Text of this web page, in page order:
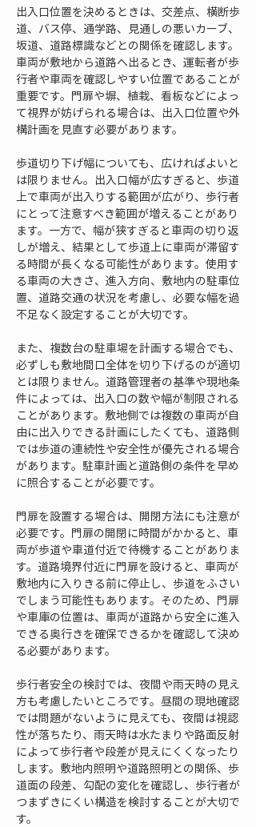
出入口位置を決めるときは、交差点、横断歩
道、バス停、通学路、見通しの悪いカーブ、
坂道、道路標識などとの関係を確認します。
車両が敷地から道路へ出るとき、運転者が歩
行者や車両を確認しやすい位置であることが
重要です。門扉や塀、植栽、看板などによっ
て視界が妨げられる場合は、出入口位置や外
構計画を見直す必要があります。
歩道切り下げ幅についても、広ければよいと
は限りません。出入口幅が広すぎると、歩道
上で車両が出入りする範囲が広がり、歩行者
にとって注意すべき範囲が増えることがあり
ます。一方で、幅が狭すぎると車両の切り返
しが増え、結果として歩道上に車両が滞留す
る時間が長くなる可能性があります。使用す
る車両の大きさ、進入方向、敷地内の駐車位
置、道路交通の状況を考慮し、必要な幅を過
不足なく設定することが大切です。
また、複数台の駐車場を計画する場合でも、
必ずしも敷地間口全体を切り下げるのが適切
とは限りません。道路管理者の基準や現地条
件によっては、出入口の数や幅が制限される
ことがあります。敷地側では複数の車両が自
由に出入りできる計画にしたくても、道路側
では歩道の連続性や安全性が優先される場合
があります。駐車計画と道路側の条件を早め
に照合することが必要です。
門扉を設置する場合は、開閉方法にも注意が
必要です。門扉の開閉に時間がかかると、車
両が歩道や車道付近で待機することがありま
す。道路境界付近に門扉を設けると、車両が
敷地内に入りきる前に停止し、歩道をふさい
でしまう可能性もあります。そのため、門扉
や車庫の位置は、車両が道路から安全に進入
できる奥行きを確保できるかを確認して決め
る必要があります。
歩行者安全の検討では、夜間や雨天時の見え
方も考慮したいところです。昼間の現地確認
では問題がないように見えても、夜間は視認
性が落ちたり、雨天時は水たまりや路面反射
によって歩行者や段差が見えにくくなったり
します。敷地内照明や道路照明との関係、歩
道面の段差、勾配の変化を確認し、歩行者が
つまずきにくい構造を検討することが大切で
す。